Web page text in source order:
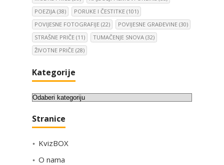
POEZIJA (38) PORUKE I ČESTITKE (101)
POVIJESNE FOTOGRAFIJE (22) POVIJESNE GRAĐEVINE (30)
STRAŠNE PRIČE (11) TUMAČENJE SNOVA (32)
ŽIVOTNE PRIČE (28)
Kategorije
K
t
g
Stranice
KvizBOX
O nama